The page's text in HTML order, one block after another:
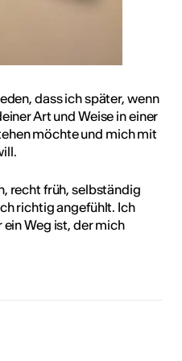
dass ich später, wenn
Art und Weise in einer
möchte und mich mit
recht früh, selbständig
richtig angefühlt. Ich
Weg ist, der mich